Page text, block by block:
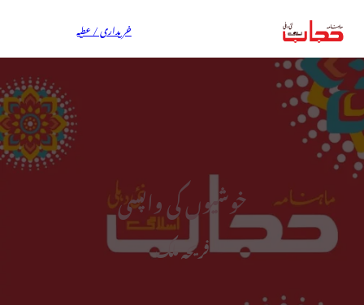
خریداری / عطیہ
خوشیوں کی واپسی
فریحہ ملک